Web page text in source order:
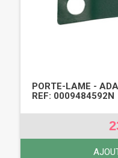
PORTE-LAME -
REF: 0009484592N